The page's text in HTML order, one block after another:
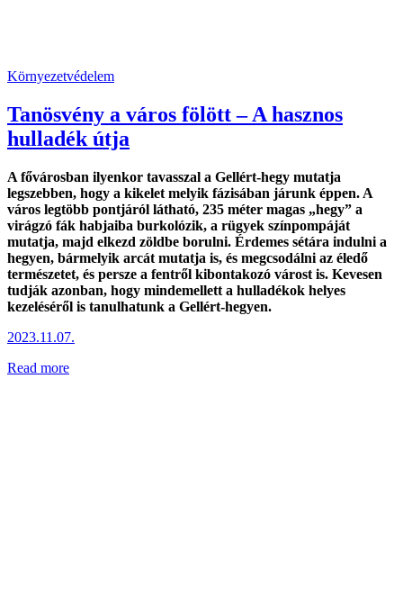
Környezetvédelem
Tanösvény a város fölött – A hasznos
hulladék útja
A fővárosban ilyenkor tavasszal a Gellért-hegy mutatja
legszebben, hogy a kikelet melyik fázisában járunk éppen. A
város legtöbb pontjáról látható, 235 méter magas „hegy” a
virágzó fák habjaiba burkolózik, a rügyek színpompáját
mutatja, majd elkezd zöldbe borulni. Érdemes sétára indulni a
hegyen, bármelyik arcát mutatja is, és megcsodálni az éledő
természetet, és persze a fentről kibontakozó várost is. Kevesen
tudják azonban, hogy mindemellett a hulladékok helyes
kezeléséről is tanulhatunk a Gellért-hegyen.
2023.11.07.
Read more